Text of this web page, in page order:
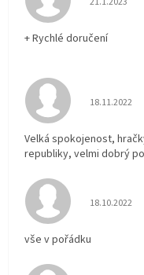
+ Rychlé doručení
Hodnocení
18.11.2022
Velká spokojenost,
republiky, velmi dobrý
Hodnocení
18.10.2022
vše v pořádku